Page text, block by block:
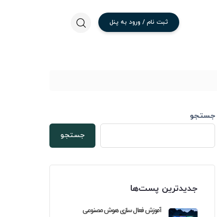
ثبت نام / ورود به پنل
جستجو
جستجو
جدیدترین پست‌ها
آموزش فعال سازی هوش مصنوعی